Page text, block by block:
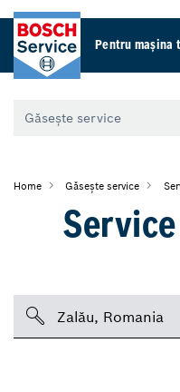
Pentru maşina
Home Găsește service